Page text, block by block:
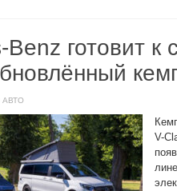
готовит к
АВТО
V-